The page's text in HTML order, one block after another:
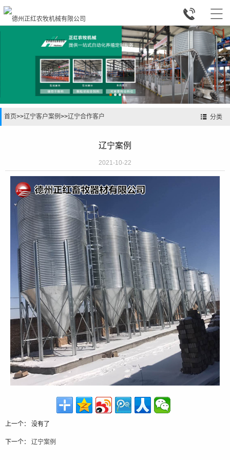


分类
首页>>辽宁客户案例 >>辽宁合作客户
辽宁案例
2021-10-22
上一个： 没有了
下一个： 辽宁案例